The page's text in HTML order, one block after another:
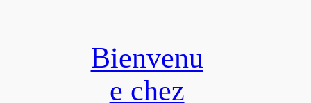
Bienvenu
e chez